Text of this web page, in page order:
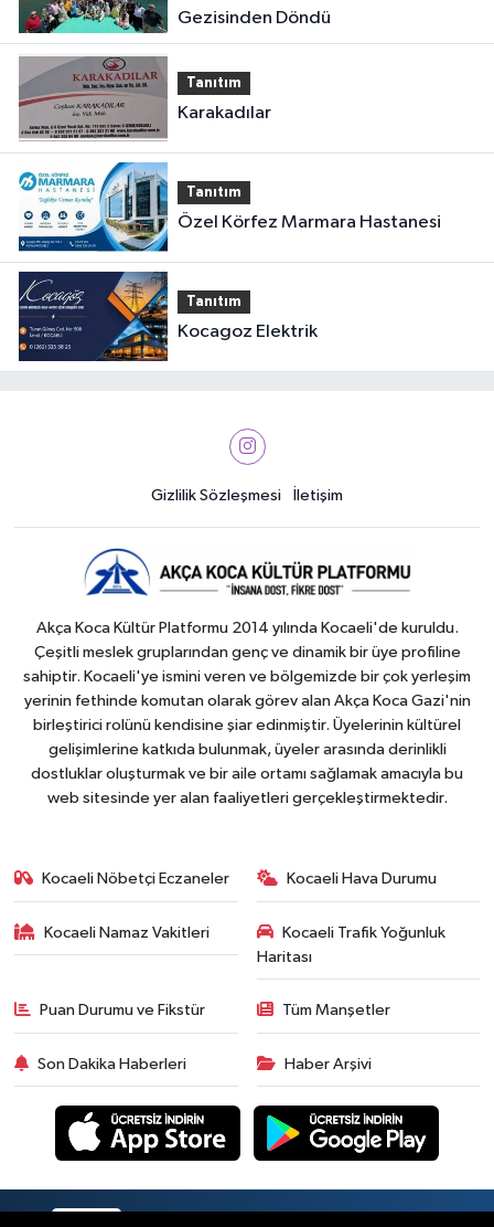
Gezisinden Döndü
Tanıtım
Karakadılar
Tanıtım
Özel Körfez Marmara Hastanesi
Tanıtım
Kocagoz Elektrik
Gizlilik Sözleşmesi İletişim
Akça Koca Kültür Platformu 2014 yılında Kocaeli'de kuruldu.
Çeşitli meslek gruplarından genç ve dinamik bir üye profiline
sahiptir. Kocaeli'ye ismini veren ve bölgemizde bir çok yerleşim
yerinin fethinde komutan olarak görev alan Akça Koca Gazi'nin
birleştirici rolünü kendisine şiar edinmiştir. Üyelerinin kültürel
gelişimlerine katkıda bulunmak, üyeler arasında derinlikli
dostluklar oluşturmak ve bir aile ortamı sağlamak amacıyla bu
web sitesinde yer alan faaliyetleri gerçekleştirmektedir.
Kocaeli Nöbetçi Eczaneler Kocaeli Hava Durumu
Kocaeli Namaz Vakitleri
Kocaeli Trafik Yoğunluk
Haritası
Puan Durumu ve Fikstür Tüm Manşetler
Son Dakika Haberleri Haber Arşivi